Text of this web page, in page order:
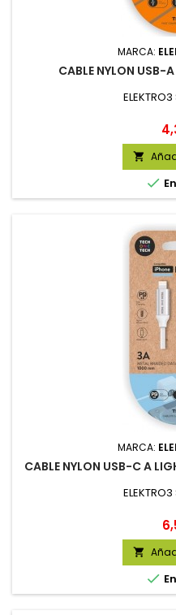
MARCA:
CABLE NYLON USB-


MARCA:
CABLE NYLON USB-C A

